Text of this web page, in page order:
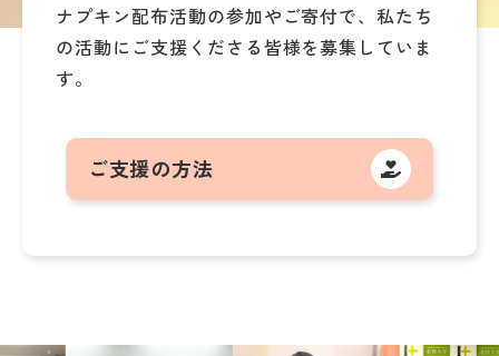
ナプキン配布活動の参加やご寄付で、私たち
の活動にご支援くださる皆様を募集していま
す。
ご支援の方法